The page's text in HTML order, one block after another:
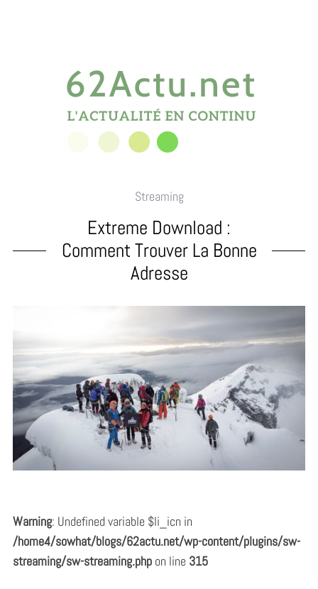
Streaming
Extreme Download :
Comment Trouver La Bonne
Adresse
Warning: Undefined variable $li_icn in
/home4/sowhat/blogs/62actu.net/wp-content/plugins/sw-
streaming/sw-streaming.phpon line 315